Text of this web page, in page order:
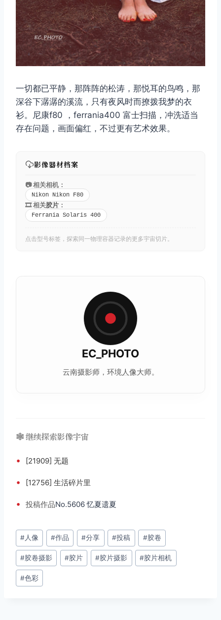
一切都已平静，那阵阵的松涛，那悦耳的鸟鸣，那
深谷下潺潺的溪流，只有夜风时而撩拨我梦的衣
衫。尼康f80 ，ferrania400 富士扫描，冲洗适当
存在问题，画面偏红，不过更有艺术效果。
影像器材档案
📷 相关相机：
Nikon Nikon F80
🎞️ 相关胶片 ：
Ferrania Solaris 400
点击型号标签，探索同一物理容器记录的更多宇宙切片。
EC_PHOTO
云南摄影师，环境人像大师。
🕸️ 继续探索影像宇宙
• [21909] 无题
• [12756] 生活碎片里
• 投稿作品No.5606 忆夏遗夏
文
章
标
签：
#人像 #作品 #分享 #投稿 #胶卷
#胶卷摄影 #胶片 #胶片摄影 #胶片相机
#色彩